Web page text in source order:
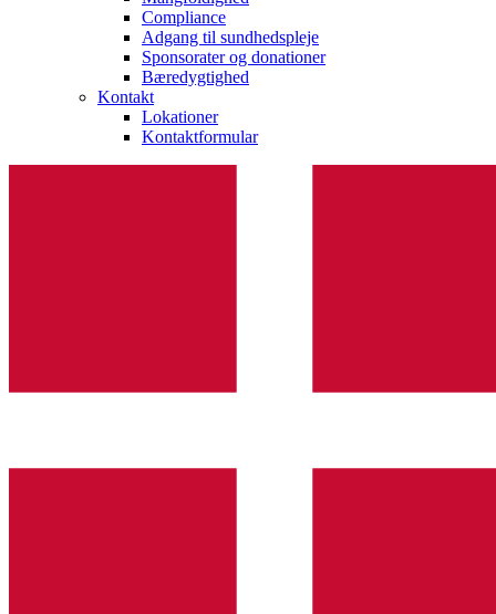
Compliance
Adgang til sundhedspleje
Sponsorater og donationer
Bæredygtighed
Kontakt
Lokationer
Kontaktformular